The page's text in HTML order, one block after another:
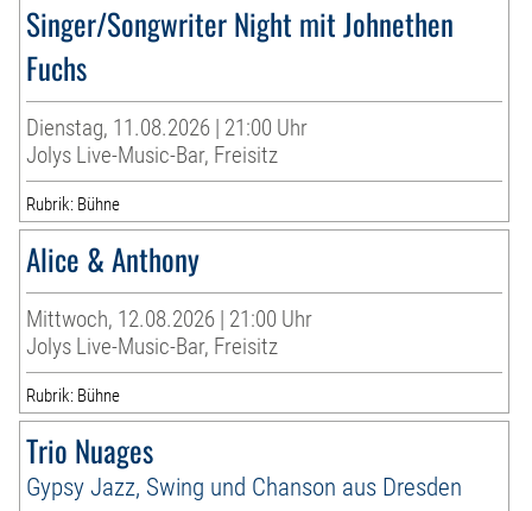
Singer/Songwriter Night mit Johnethen
Fuchs
Dienstag, 11.08.2026 | 21:00 Uhr
Jolys Live-Music-Bar, Freisitz
Rubrik: Bühne
Alice & Anthony
Mittwoch, 12.08.2026 | 21:00 Uhr
Jolys Live-Music-Bar, Freisitz
Rubrik: Bühne
Trio Nuages
Gypsy Jazz, Swing und Chanson aus Dresden